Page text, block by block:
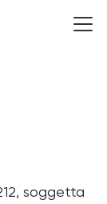
soggetta